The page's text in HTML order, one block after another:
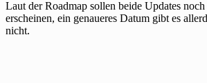
Laut der Roadmap sollen beide Updates
erscheinen, ein genaueres Datum gibt es
nicht.